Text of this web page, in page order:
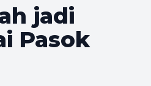
jadi
Pasok